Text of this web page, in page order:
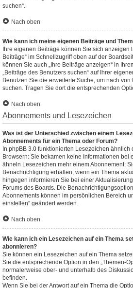
suchen“.
Nach oben
Wie kann ich meine eigenen Beiträge und
Ihre eigenen Beiträge können Sie sich anzeigen
Beiträge“ im Schnellzugriff oben auf der
können Sie auch „Ihre Beiträge anzeigen“ in
„Beiträge des Benutzers suchen“ auf Ihrer
Benutzen Sie die erweiterte Suche, um nach
suchen. Tragen Sie dort die entsprechenden
Nach oben
Abonnements und Lesezeichen
Was ist der Unterschied zwischen einem
Abonnements für ein Thema oder Forum?
In phpBB 3.0 funktionierten Lesezeichen
Browsern: Sie bekamen keine Informationen bei
ähneln Lesezeichen mehr einem Abonnement:
Benachrichtigung erhalten, wenn ein Thema
hingegen informieren Sie bei einer
Forums des Boards. Die
Abonnements können im persönlichen Bereich
einstellen“ geändert werden.
Nach oben
Wie kann ich ein Lesezeichen auf ein Thema
abonnieren?
Sie können ein Lesezeichen auf ein Thema
Sie die entsprechende Option in den „Themen-
normalerweise ober- und unterhalb des
befinden.
Wenn Sie bei der Antwort auf ein Thema die